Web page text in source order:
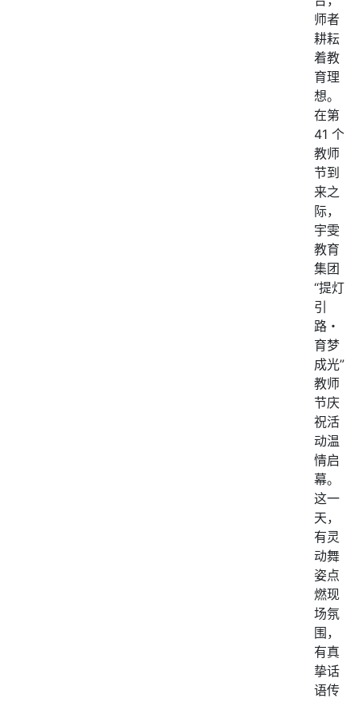
师者
耕耘
着教
育理
想。
在第
41 个
教师
节到
来之
际，
宇雯
教育
集团
“提灯
引
路・
育梦
成光”
教师
节庆
祝活
动温
情启
幕。
这一
天，
有灵
动舞
姿点
燃现
场氛
围，
有真
挚话
语传